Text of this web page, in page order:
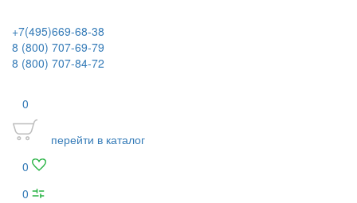
+7(495)669-68-38
8 (800) 707-69-79
8 (800) 707-84-72
0
перейти в каталог
0
0